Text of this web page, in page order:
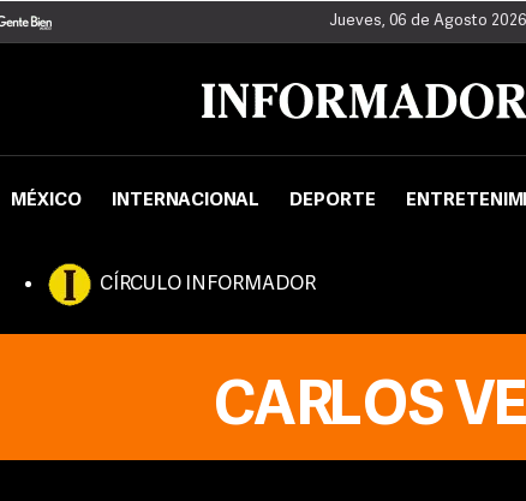
Jueves, 06 de Agosto 2026
MÉXICO INTERNACIONAL DEPORTE
CÍRCULO INFORMADOR
CARLOS